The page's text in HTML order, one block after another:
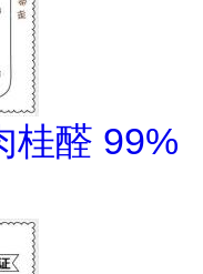
桂醛 99%